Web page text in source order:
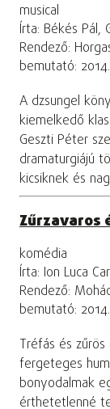
musical
Írta: Békés Pál,
Rendező:
bemutató:
A dzsungel
kiemelkedő
Geszti Péter
dramaturgiájú
kicsiknek és
Zűrzavaros
komédia
Írta: Ion Luca
Rendező:
bemutató:
Tréfás és
fergeteges
bonyodalmak
érthetetlenné